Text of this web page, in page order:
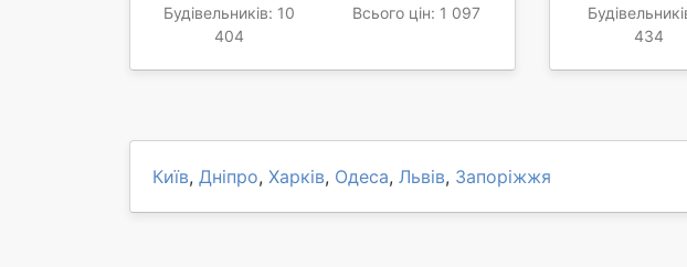
Будівельників: 10
404
Всього цін: 1 097
434
Київ, Дніпро, Харків, Одеса, Львів, Запоріжжя